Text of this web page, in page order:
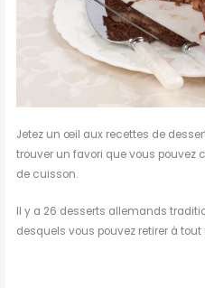
Jetez un œil aux recettes de
trouver un favori que vous pouvez
de cuisson.
Il y a 26 desserts allemands
desquels vous pouvez retirer à